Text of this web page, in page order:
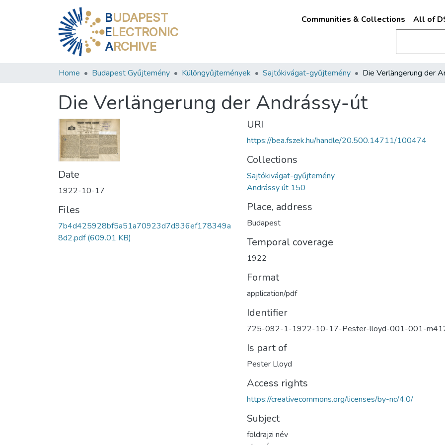
BUDAPEST
ELECTRONIC
ARCHIVE
Communities & Collections All of
Home Budapest Gyűjtemény Különgyűjtemények Sajtókivágat-gyűjtemény
Die Verlängerung der Andrássy-út
Date
1922-10-17
Files
7b4d425928bf5a51a70923d7d936ef178349a
8d2.pdf(609.01 KB)
URI
https://bea.fszek.hu/handle/20.500.14711/100474
Collections
Sajtókivágat-gyűjtemény
Andrássy út 150
Place, address
Budapest
Temporal coverage
1922
Format
application/pdf
Identifier
725-092-1-1922-10-17-Pester-lloyd-001-001-
Is part of
Pester Lloyd
Access rights
https://creativecommons.org/licenses/by-nc/4.0/
Subject
földrajzi név